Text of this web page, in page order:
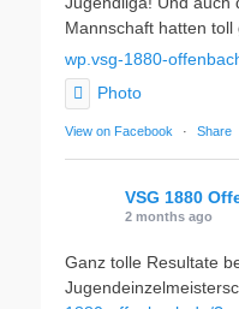
Mannschaft hatten toll
wp.vsg-1880-
Photo
View on Facebook · Share
VSG 1880
2 months ago
Ganz tolle Resultate